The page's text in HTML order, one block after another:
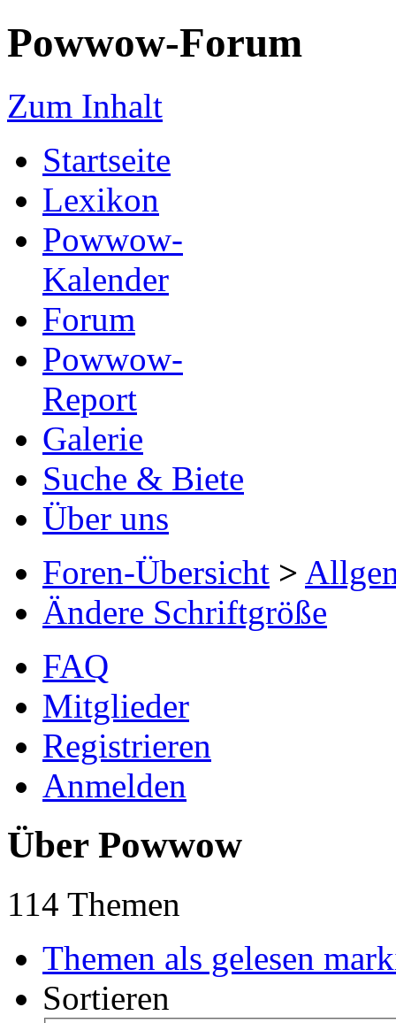
Powwow-Forum
Zum Inhalt
Startseite
Lexikon
Powwow-
Kalender
Forum
Powwow-
Report
Galerie
Suche & Biete
Über uns
Foren-Übersicht >
Ändere Schriftgröße
FAQ
Mitglieder
Registrieren
Anmelden
Über Powwow
114 Themen
Themen als gelesen
Sortieren